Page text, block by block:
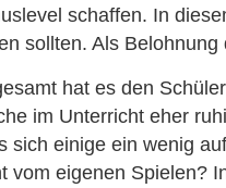
schaffen. In
sollten. Als
hat es den
im Unterricht eher
sich einige ein wenig
vom eigenen Spielen?